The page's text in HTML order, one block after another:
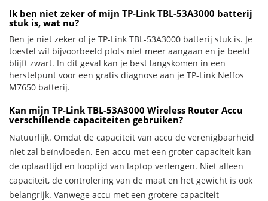
Ik ben niet zeker of mijn TP-Link TBL-53A3000 batterij
stuk is, wat nu?
Ben je niet zeker of je TP-Link TBL-53A3000 batterij stuk is. Je
toestel wil bijvoorbeeld plots niet meer aangaan en je beeld
blijft zwart. In dit geval kan je best langskomen in een
herstelpunt voor een gratis diagnose aan je TP-Link Neffos
M7650 batterij.
Kan mijn TP-Link TBL-53A3000 Wireless Router Accu
verschillende capaciteiten gebruiken?
Natuurlijk. Omdat de capaciteit van accu de verenigbaarheid
niet zal beïnvloeden. Een accu met een groter capaciteit kan
de oplaadtijd en looptijd van laptop verlengen. Niet alleen
capaciteit, de controlering van de maat en het gewicht is ook
belangrijk. Vanwege accu met een grotere capaciteit